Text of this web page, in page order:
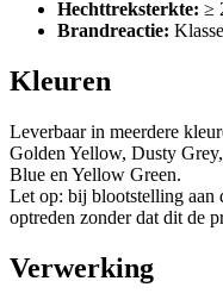
Hechttreksterkte: ≥
Brandreactie:
Kleuren
Leverbaar in meerdere
Golden Yellow, Dusty
Blue en Yellow Green.
Let op: bij blootstelling aan
optreden zonder dat dit de
Verwerking